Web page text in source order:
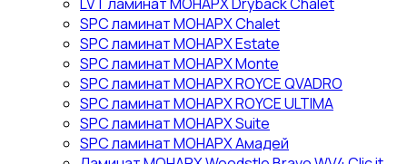
SPC ламинат МОНАРХ Chalet
SPC ламинат МОНАРХ Estate
SPC ламинат МОНАРХ Monte
SPC ламинат МОНАРХ ROYCE QVADRO
SPC ламинат МОНАРХ ROYCE ULTIMA
SPC ламинат МОНАРХ Suite
SPC ламинат МОНАРХ Амадей